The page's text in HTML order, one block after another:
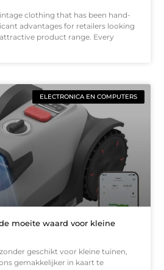
clothing that has been hand-
advantages for retailers looking
product range. Every
ELECTRONICA EN COMPUTERS
moeite waard voor kleine
geschikt voor kleine tuinen,
gemakkelijker in kaart te